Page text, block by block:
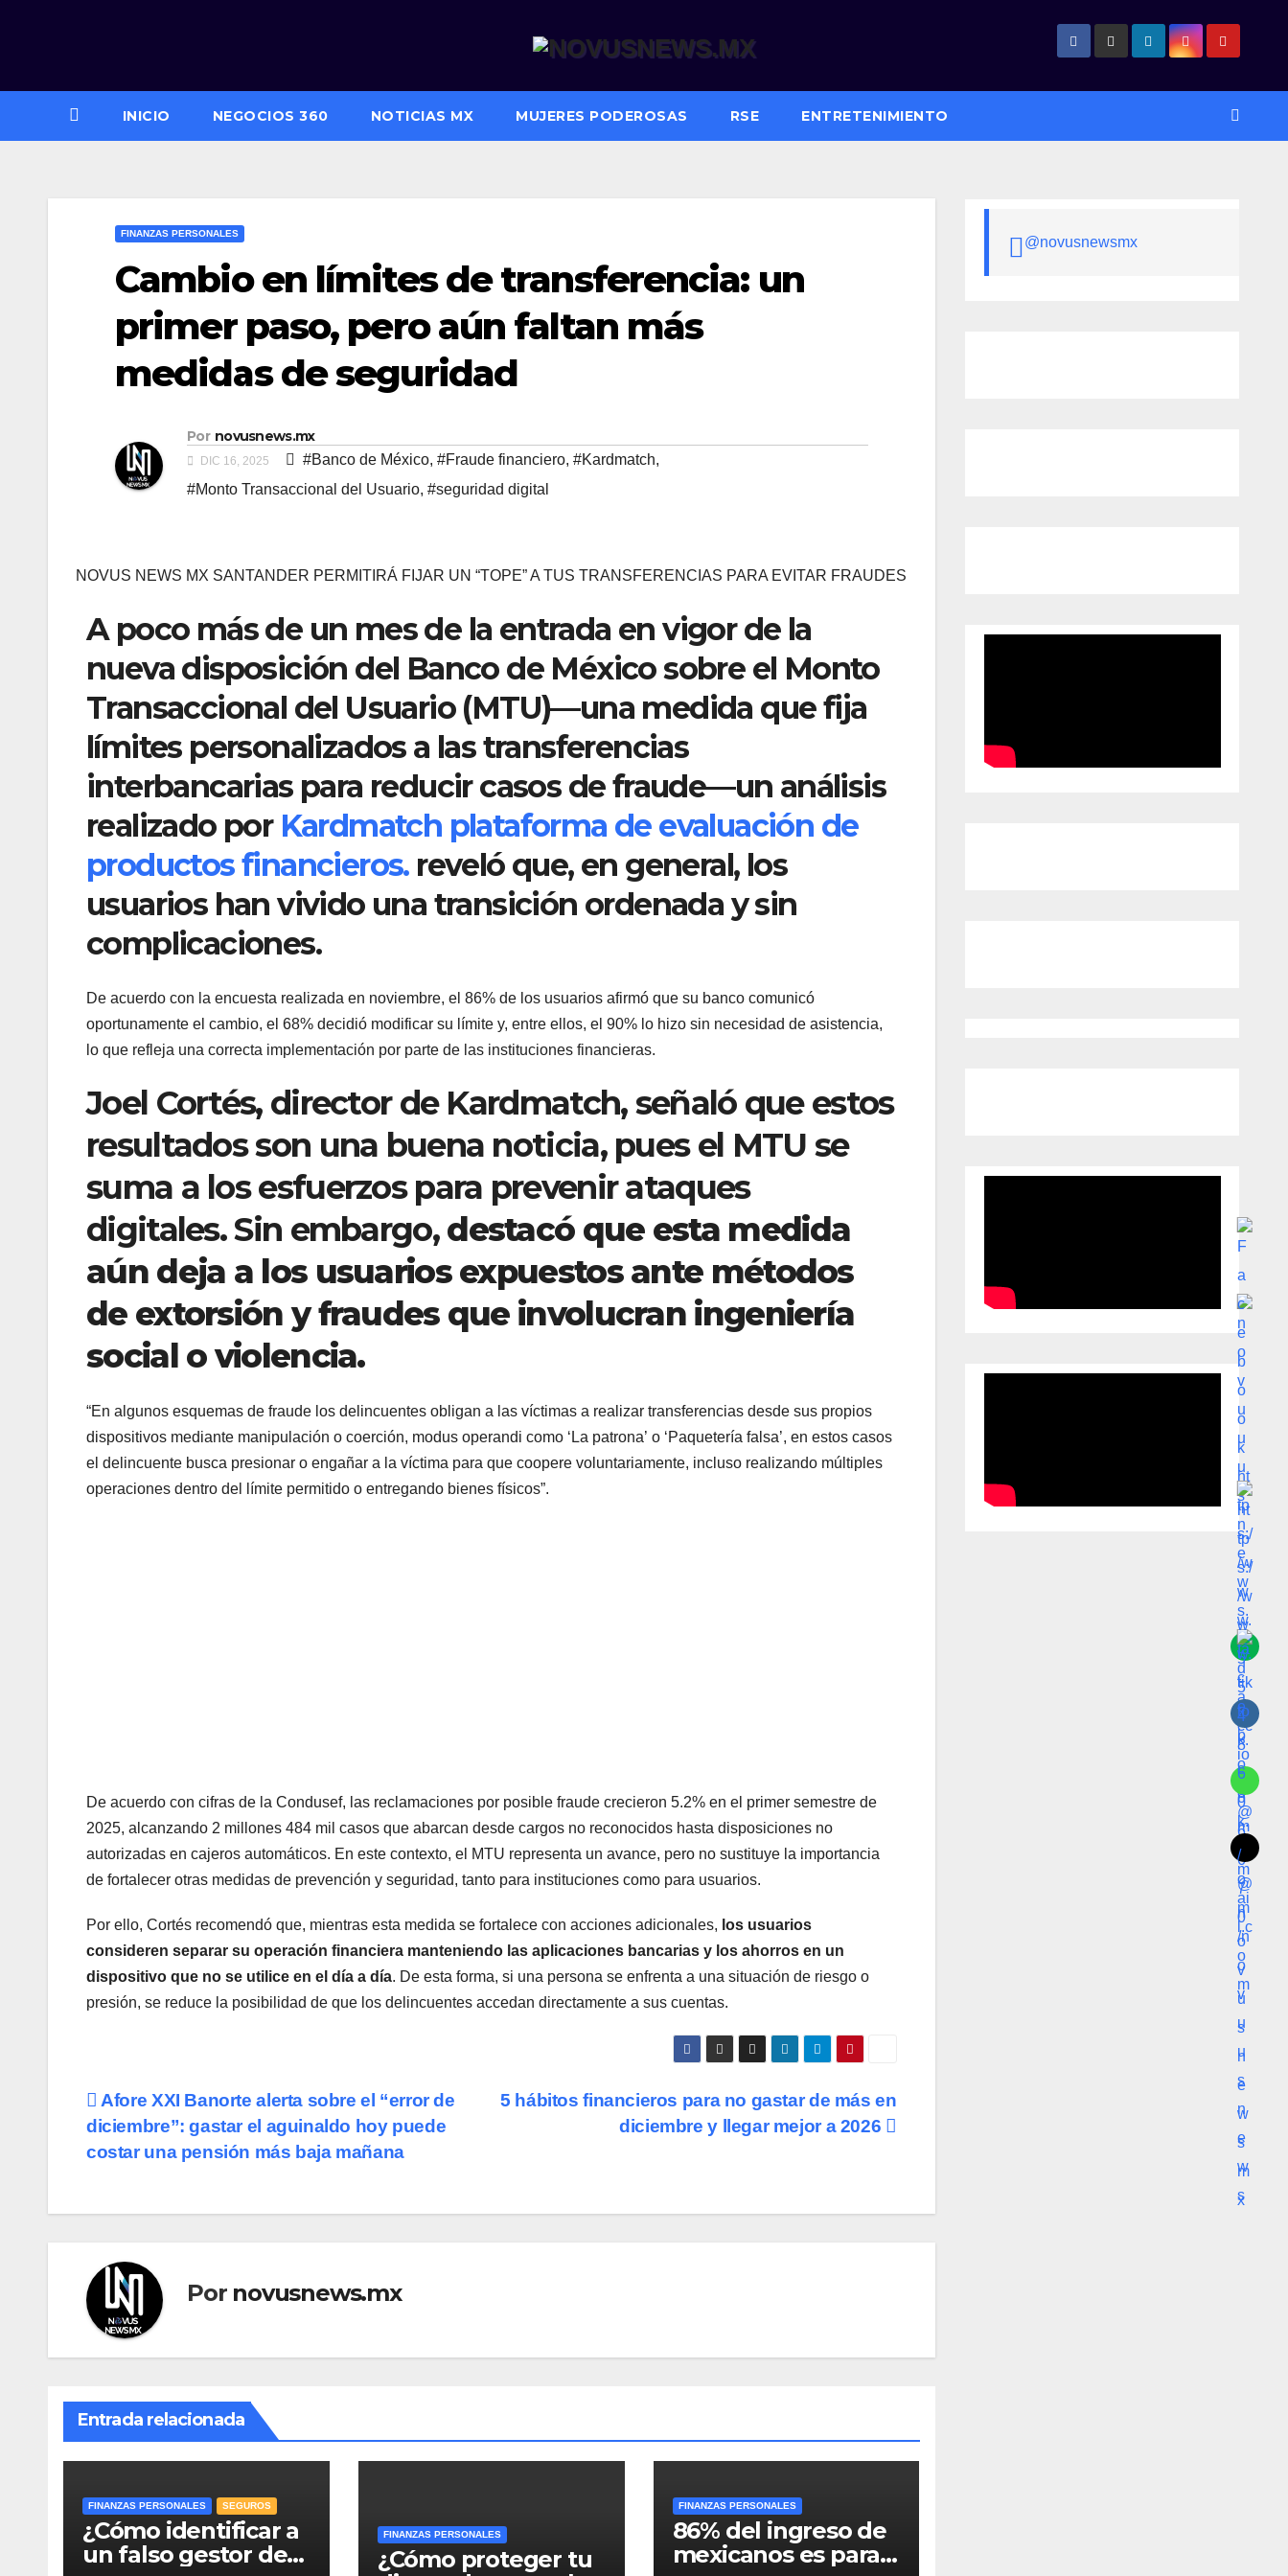
INICIO NEGOCIOS 360 NOTICIAS MX MUJERES PODEROSAS RSE ENTRETENIMIENTO
FINANZAS PERSONALES
Cambio en límites de transferencia: un
primer paso, pero aún faltan más
medidas de seguridad
Por novusnews.mx
DIC 16, 2025 #Banco de México, #Fraude financiero, #Kardmatch,
#Monto Transaccional del Usuario, #seguridad digital
NOVUS NEWS MX SANTANDER PERMITIRÁ FIJAR UN “TOPE” A TUS TRANSFERENCIAS PARA EVITAR FRAUDES
A poco más de un mes de la entrada en vigor de la
nueva disposición del Banco de México sobre el Monto
Transaccional del Usuario (MTU)—una medida que fija
límites personalizados a las transferencias
interbancarias para reducir casos de fraude—un análisis
realizado por Kardmatch plataforma de evaluación de
productos financieros. reveló que, en general, los
usuarios han vivido una transición ordenada y sin
complicaciones.
De acuerdo con la encuesta realizada en noviembre, el 86% de los usuarios afirmó que su banco comunicó
oportunamente el cambio, el 68% decidió modificar su límite y, entre ellos, el 90% lo hizo sin necesidad de asistencia,
lo que refleja una correcta implementación por parte de las instituciones financieras.
Joel Cortés, director de Kardmatch, señaló que estos
resultados son una buena noticia, pues el MTU se
suma a los esfuerzos para prevenir ataques
digitales. Sin embargo,destacó que esta medida
aún deja a los usuarios expuestos ante métodos
de extorsión y fraudes que involucran ingeniería
social o violencia.
“En algunos esquemas de fraude los delincuentes obligan a las víctimas a realizar transferencias desde sus propios
dispositivos mediante manipulación o coerción, modus operandi como ‘La patrona’ o ‘Paquetería falsa’, en estos casos
el delincuente busca presionar o engañar a la víctima para que coopere voluntariamente, incluso realizando múltiples
operaciones dentro del límite permitido o entregando bienes físicos”.
De acuerdo con cifras de la Condusef, las reclamaciones por posible fraude crecieron 5.2% en el primer semestre de
2025, alcanzando 2 millones 484 mil casos que abarcan desde cargos no reconocidos hasta disposiciones no
autorizadas en cajeros automáticos. En este contexto, el MTU representa un avance, pero no sustituye la importancia
de fortalecer otras medidas de prevención y seguridad, tanto para instituciones como para usuarios.
Por ello, Cortés recomendó que, mientras esta medida se fortalece con acciones adicionales, los usuarios
consideren separar su operación financiera manteniendo las aplicaciones bancarias y los ahorros en un
dispositivo que no se utilice en el día a día. De esta forma, si una persona se enfrenta a una situación de riesgo o
presión, se reduce la posibilidad de que los delincuentes accedan directamente a sus cuentas.
Navegación
de
5 hábitos financieros para no gastar de más en
diciembre y llegar mejor a 2026
Afore XXI Banorte alerta sobre el “error de
diciembre”: gastar el aguinaldo hoy puede
costar una pensión más baja mañana
Por novusnews.mx
Entrada relacionada
FINANZAS PERSONALES SEGUROS
¿Cómo identificar a
un falso gestor de
FINANZAS PERSONALES
¿Cómo proteger tu
FINANZAS PERSONALES
86% del ingreso de
mexicanos es para
@novusnewsmx